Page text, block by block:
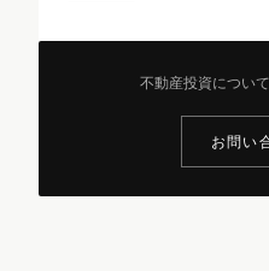
不動産投資につい
お問い